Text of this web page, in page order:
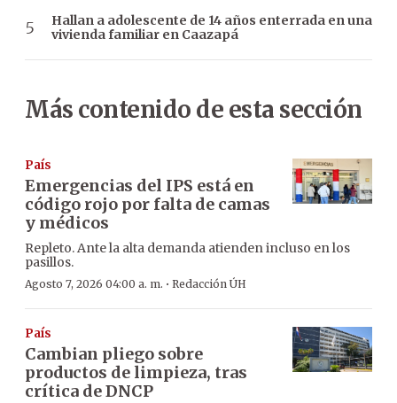
Hallan a adolescente de 14 años enterrada en una
vivienda familiar en Caazapá
Más contenido de esta sección
País
Emergencias del IPS está en
código rojo por falta de camas
y médicos
Repleto. Ante la alta demanda atienden incluso en los
pasillos.
Agosto 7, 2026 04:00 a. m. · Redacción ÚH
País
Cambian pliego sobre
productos de limpieza, tras
crítica de DNCP